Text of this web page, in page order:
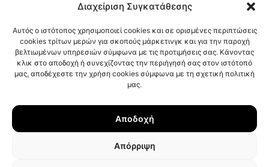
Διαχείριση Συγκατάθεσης
Αυτός ο ιστότοπος χρησιμοποιεί cookies και σε ορισμένες περιπτώσεις
cookies τρίτων μερών για σκοπούς μάρκετινγκ και για την παροχή
βελτιωμένων υπηρεσιών σύμφωνα με τις προτιμήσεις σας. Κάνοντας
κλικ στο αποδοχή ή συνεχίζοντας την περιήγησή σας στον ιστότοπό
μας, αποδέχεστε την χρήση cookies σύμφωνα με τη σχετική πολιτική
μας.
Αποδοχή
Απόρριψη
Όροι Χρήσης
Πολιτική Cookies